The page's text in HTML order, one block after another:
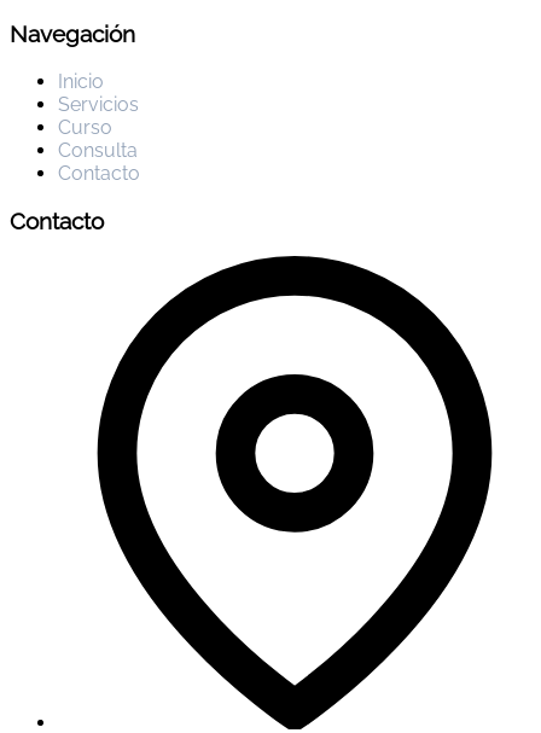
Navegación
Inicio
Servicios
Curso
Consulta
Contacto
Contacto